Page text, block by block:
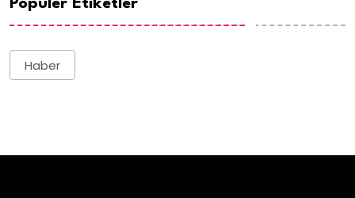
Popüler Etiketler
Haber